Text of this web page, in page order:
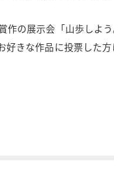
の展示会「山歩しよ
きな作品に投票した